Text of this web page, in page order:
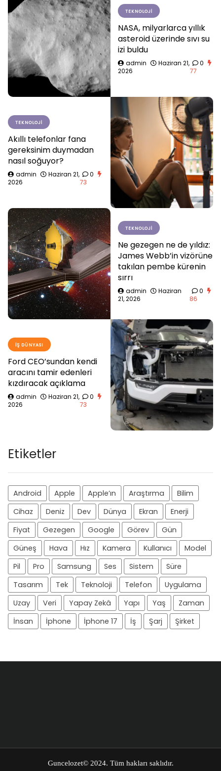
TEKNOLOJI
NASA, milyarlarca yıllık
asteroid üzerinde sıvı su
izi buldu
admin
Haziran 21,
2026
0
77
TEKNOLOJI
Akıllı telefonlar fana
gereksinim duymadan
nasıl soğuyor?
admin
Haziran 21,
2026
0
73
TEKNOLOJI
Ne gezegen ne de yıldız:
James Webb’in vizörüne
takılan pembe kürenin
sırrı
admin
Haziran
21, 2026
0
86
İŞ DÜNYASI
Ford CEO’sundan kendi
aracını tamir edenleri
kızdıracak açıklama
admin
Haziran 21,
2026
0
73
Etiketler
Android Apple Apple’ın Araştırma
Bilim
Cihaz
Deniz Dev Dünya Ekran
Enerji
Fiyat
Gezegen Google Görev
Gün
Güneş
Hava Hız Kamera Kullanıcı
Model
Pil
Pro Samsung Ses Sistem
Süre
Tasarım
Tek Teknoloji Telefon
Uygulama
Uzay
Veri Yapay Zekâ Yapı Yaş
Zaman
İnsan
İphone İphone 17 İş Şarj Şirket
Guncelozet© 2024. Tüm hakları saklıdır.